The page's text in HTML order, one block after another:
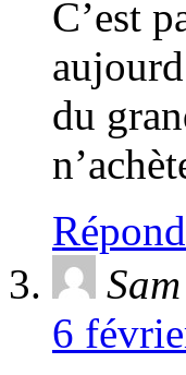
C’est
du
Sam
6